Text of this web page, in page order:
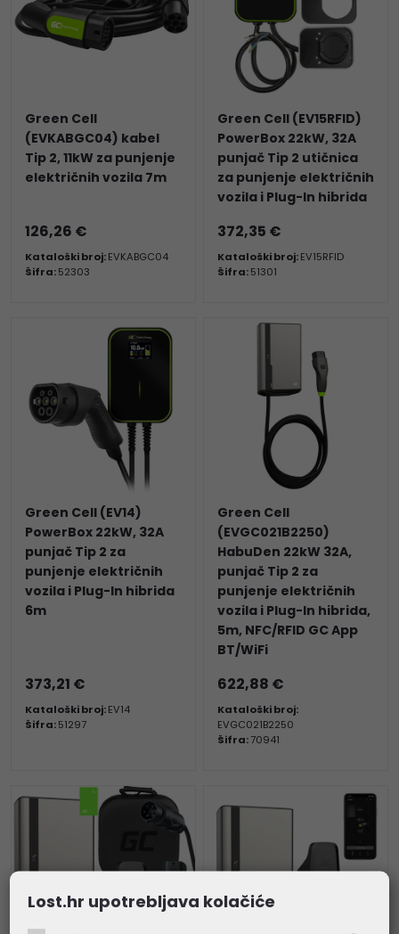
Green Cell
(EVKABGC04) kabel
Tip 2, 11kW za punjenje
električnih vozila 7m
126,26 €
Kataloški broj:EVKABGC04
Šifra:52303
Green Cell (EV15RFID)
PowerBox 22kW, 32A
punjač Tip 2 utičnica
za punjenje električnih
vozila i Plug-In hibrida
372,35 €
Kataloški broj:EV15RFID
Šifra:51301
Green Cell (EV14)
PowerBox 22kW, 32A
punjač Tip 2 za
punjenje električnih
vozila i Plug-In hibrida
6m
373,21 €
Kataloški broj:EV14
Šifra:51297
Green Cell
(EVGC021B2250)
HabuDen 22kW 32A,
punjač Tip 2 za
punjenje električnih
vozila i Plug-In hibrida,
5m, NFC/RFID GC App
BT/WiFi
622,88 €
Kataloški broj:
EVGC021B2250
Šifra:70941
Lost.hr upotrebljava kolačiće